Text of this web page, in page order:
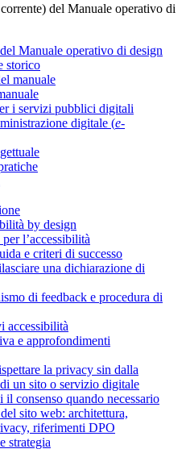
del Manuale operativo di
Manuale operativo di design
storico
manuale
i servizi pubblici digitali
digitale (e-
by design
l’accessibilità
e criteri di successo
una dichiarazione di
di feedback e procedura di
accessibilità
e approfondimenti
la privacy sin dalla
un sito o servizio digitale
il consenso quando necessario
sito web: architettura,
riferimenti DPO
strategia